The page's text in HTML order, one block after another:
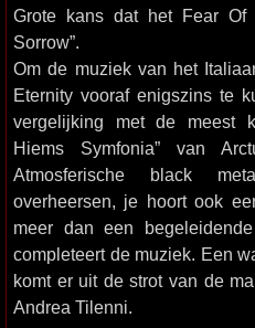
Grote kans dat het Fear Of
Sorrow”.
Om de muziek van het
Eternity vooraf enigszins te
vergelijking met de meest
Hiems Symfonia” van
Atmosferische black
overheersen, je hoort ook
meer dan een
completeert de muziek. Een
komt er uit de strot van de
Andrea Tilenni.